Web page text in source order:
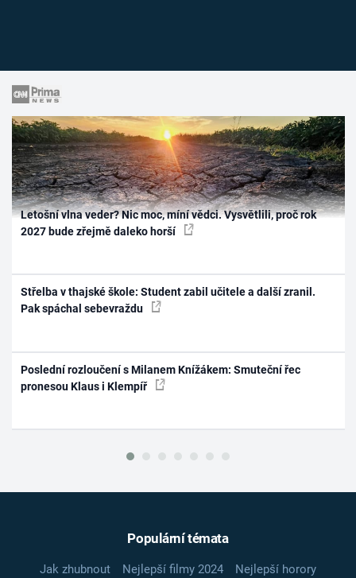
Letošní vlna veder? Nic moc, míní vědci. Vysvětlili, proč rok
2027 bude zřejmě daleko horší
Střelba v thajské škole: Student zabil učitele a další zranil.
Pak spáchal sebevraždu
Poslední rozloučení s Milanem Knížákem: Smuteční řec
pronesou Klaus i Klempíř
Populární témata
Jak zhubnout Nejlepší filmy 2024
Nejlepší horory